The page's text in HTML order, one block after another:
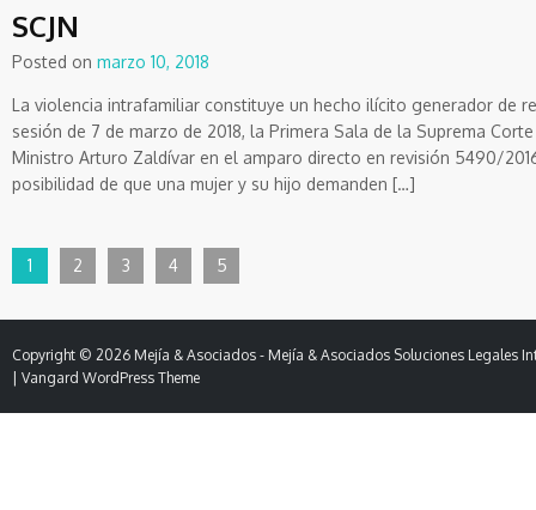
SCJN
Posted on marzo 10, 2018
La violencia intrafamiliar constituye un hecho ilícito generador de
sesión de 7 de marzo de 2018, la Primera Sala de la Suprema
Ministro Arturo Zaldívar en el amparo directo en revisión 5490/
posibilidad de que una mujer y su hijo demanden […]
1 2 3 4 5
Copyright © 2026 Mejía & Asociados - Mejía & Asociados Soluciones Legales
Vangard WordPress Theme